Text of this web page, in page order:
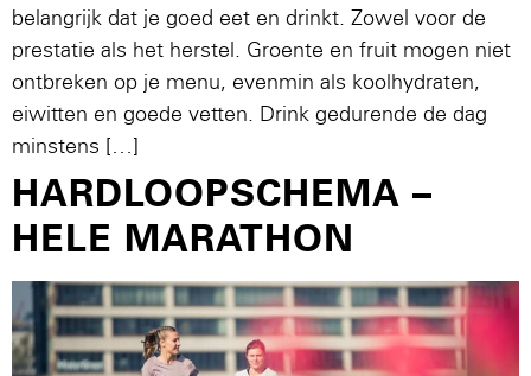
belangrijk dat je goed eet en drinkt. Zowel voor de
prestatie als het herstel. Groente en fruit mogen niet
ontbreken op je menu, evenmin als koolhydraten,
eiwitten en goede vetten. Drink gedurende de dag
minstens […]
HARDLOOPSCHEMA –
HELE MARATHON